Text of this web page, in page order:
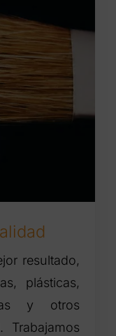
resultado,
plásticas,
y otros
Trabajamos